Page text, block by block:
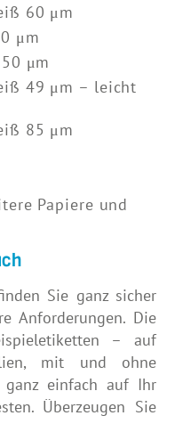
60 μm
μm
μm
49 μm – leicht
85 μm
Papiere und
Sie ganz sicher
Anforderungen. Die
– auf
mit und ohne
ganz einfach auf Ihr
Überzeugen Sie